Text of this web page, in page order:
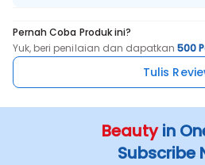
Pernah Coba Produk ini?
Yuk, beri penilaian dan dapatkan500
Tulis
Beautyin
Subscribe